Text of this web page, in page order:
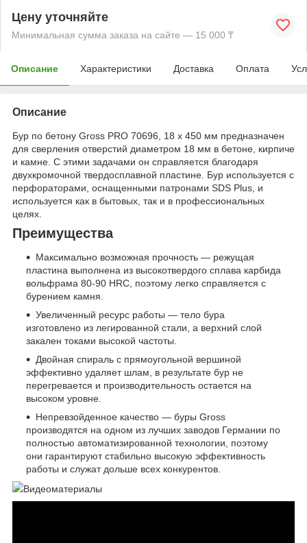
Цену уточняйте
Минимальная сумма заказа на сайте — 15 000 ₸
Описание Характеристики Доставка Оплата
Описание
Бур по бетону Gross PRO 70696, 18 х 450 мм предназначен
для сверления отверстий диаметром 18 мм в бетоне, кирпиче
и камне. С этими задачами он справляется благодаря
двухкромочной твердосплавной пластине. Бур используется с
перфораторами, оснащенными патронами SDS Plus, и
используется как в бытовых, так и в профессиональных
целях.
Преимущества
Максимально возможная прочность — режущая
пластина выполнена из высокотвердого сплава карбида
вольфрама 80-90 HRC, поэтому легко справляется с
бурением камня.
Увеличенный ресурс работы — тело бура
изготовлено из легированной стали, а верхний слой
закален токами высокой частоты.
Двойная спираль с прямоугольной вершиной
эффективно удаляет шлам, в результате бур не
перегревается и производительность остается на
высоком уровне.
Непревзойденное качество — буры Gross
производятся на одном из лучших заводов Германии по
полностью автоматизированной технологии, поэтому
они гарантируют стабильно высокую эффективность
работы и служат дольше всех конкурентов.
Видеоматериалы